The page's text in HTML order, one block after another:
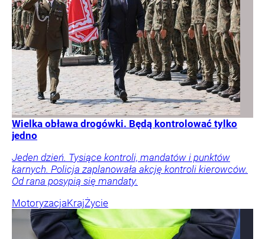
Wielka obława drogówki. Będą kontrolować tylko
jedno
Jeden dzień. Tysiące kontroli, mandatów i punktów
karnych. Policja zaplanowała akcję kontroli kierowców.
Od rana posypią się mandaty.
MotoryzacjaKrajŻycie